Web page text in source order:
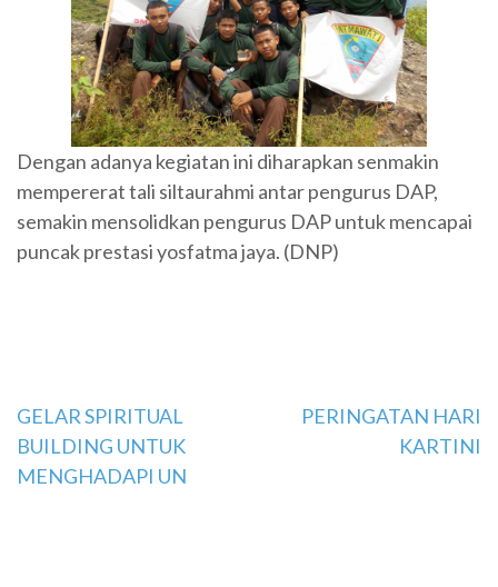
Dengan adanya kegiatan ini diharapkan senmakin
mempererat tali siltaurahmi antar pengurus DAP,
semakin mensolidkan pengurus DAP untuk mencapai
puncak prestasi yosfatma jaya. (DNP)
Navigasi
pos
GELAR SPIRITUAL
BUILDING UNTUK
MENGHADAPI UN
PERINGATAN HARI
KARTINI